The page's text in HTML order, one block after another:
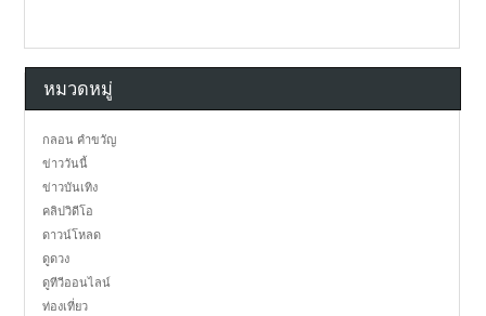
หมวดหมู่
กลอน คำขวัญ
ข่าววันนี้
ข่าวบันเทิง
คลิปวิดีโอ
ดาวน์โหลด
ดูดวง
ดูทีวีออนไลน์
ท่องเที่ยว